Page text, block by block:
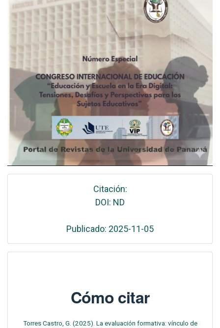
Citación:
DOI: ND
Publicado: 2025-11-05
Cómo citar
Torres Castro, G. (2025). La evaluación formativa: vínculo de